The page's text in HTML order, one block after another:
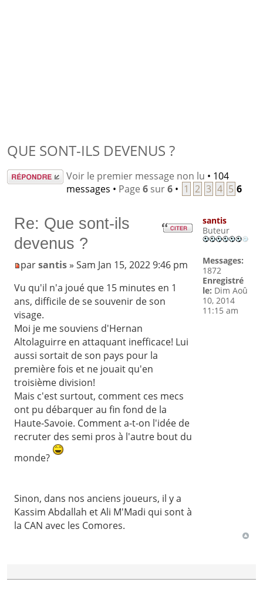
QUE SONT-ILS DEVENUS ?
Répondre Voir le premier message non lu • 104
messages • Page 6sur6• 1 2 3 4 5 6
Re: Que sont-ils
devenus ?
parsantis» Sam Jan 15, 2022 9:46 pm
Vu qu'il n'a joué que 15 minutes en 1
ans, difficile de se souvenir de son
visage.
Moi je me souviens d'Hernan
Altolaguirre en attaquant inefficace! Lui
aussi sortait de son pays pour la
première fois et ne jouait qu'en
troisième division!
Mais c'est surtout, comment ces mecs
ont pu débarquer au fin fond de la
Haute-Savoie. Comment a-t-on l'idée de
recruter des semi pros à l'autre bout du
monde?
Sinon, dans nos anciens joueurs, il y a
Kassim Abdallah et Ali M'Madi qui sont à
la CAN avec les Comores.
santis
Buteur
Messages:
1872
Enregistré
le: Dim Aoû
10, 2014
11:15 am